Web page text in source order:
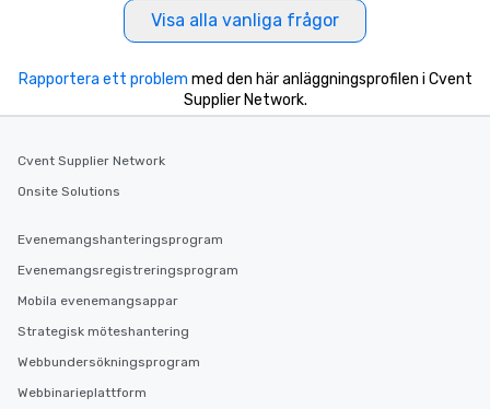
cuisines and dishes. All the pre-
selected dishes are curated to our
delight any palate. Tours Available
from Day to Night With any corporate
business hours or early evening right
after work, we can coordinate with
needs. Go for as Long or as Short as
Tours also provides a range of tour
durations. Our shortest tour is about
incentives.
Visa alla vanliga frågor
Rapportera ett problem med den här anläggningsprofilen i Cvent
Supplier Network.
Cvent Supplier Network
Onsite Solutions
Evenemangshanteringsprogram
Evenemangsregistreringsprogram
Mobila evenemangsappar
Strategisk möteshantering
Webbundersökningsprogram
Webbinarieplattform